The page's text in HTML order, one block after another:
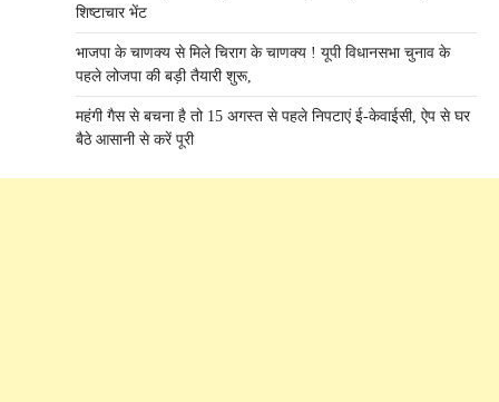
शिष्टाचार भेंट
भाजपा के चाणक्य से मिले चिराग के चाणक्य ! यूपी विधानसभा चुनाव के
पहले लोजपा की बड़ी तैयारी शुरू,
महंगी गैस से बचना है तो 15 अगस्त से पहले निपटाएं ई-केवाईसी, ऐप से घर
बैठे आसानी से करें पूरी